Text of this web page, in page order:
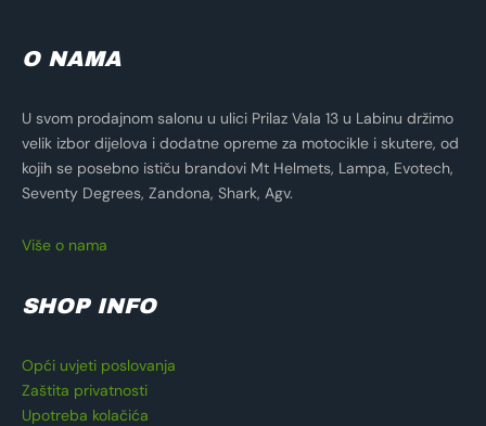
O NAMA
U svom prodajnom salonu u ulici Prilaz Vala 13 u Labinu držimo
velik izbor dijelova i dodatne opreme za motocikle i skutere, od
kojih se posebno ističu brandovi Mt Helmets, Lampa, Evotech,
Seventy Degrees, Zandona, Shark, Agv.
Više o nama
SHOP INFO
Opći uvjeti poslovanja
Zaštita privatnosti
Upotreba kolačića